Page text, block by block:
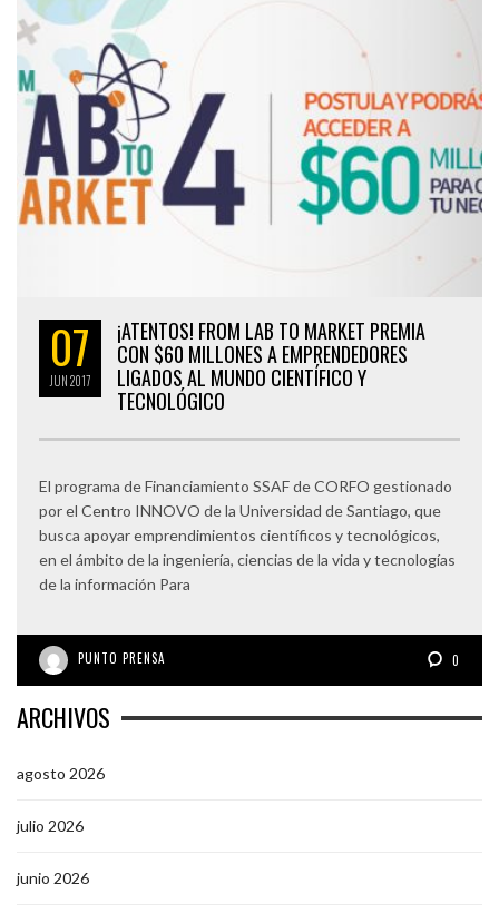
07
JUN2017
¡ATENTOS! FROM LAB TO MARKET PREMIA
CON $60 MILLONES A EMPRENDEDORES
LIGADOS AL MUNDO CIENTÍFICO Y
TECNOLÓGICO
El programa de Financiamiento SSAF de CORFO gestionado
por el Centro INNOVO de la Universidad de Santiago, que
busca apoyar emprendimientos científicos y tecnológicos,
en el ámbito de la ingeniería, ciencias de la vida y tecnologías
de la información Para
PUNTO PRENSA 0
ARCHIVOS
agosto 2026
julio 2026
junio 2026